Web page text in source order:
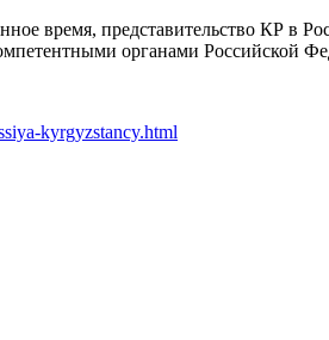
время, представительство КР в
органами Российской
kyrgyzstancy.html​